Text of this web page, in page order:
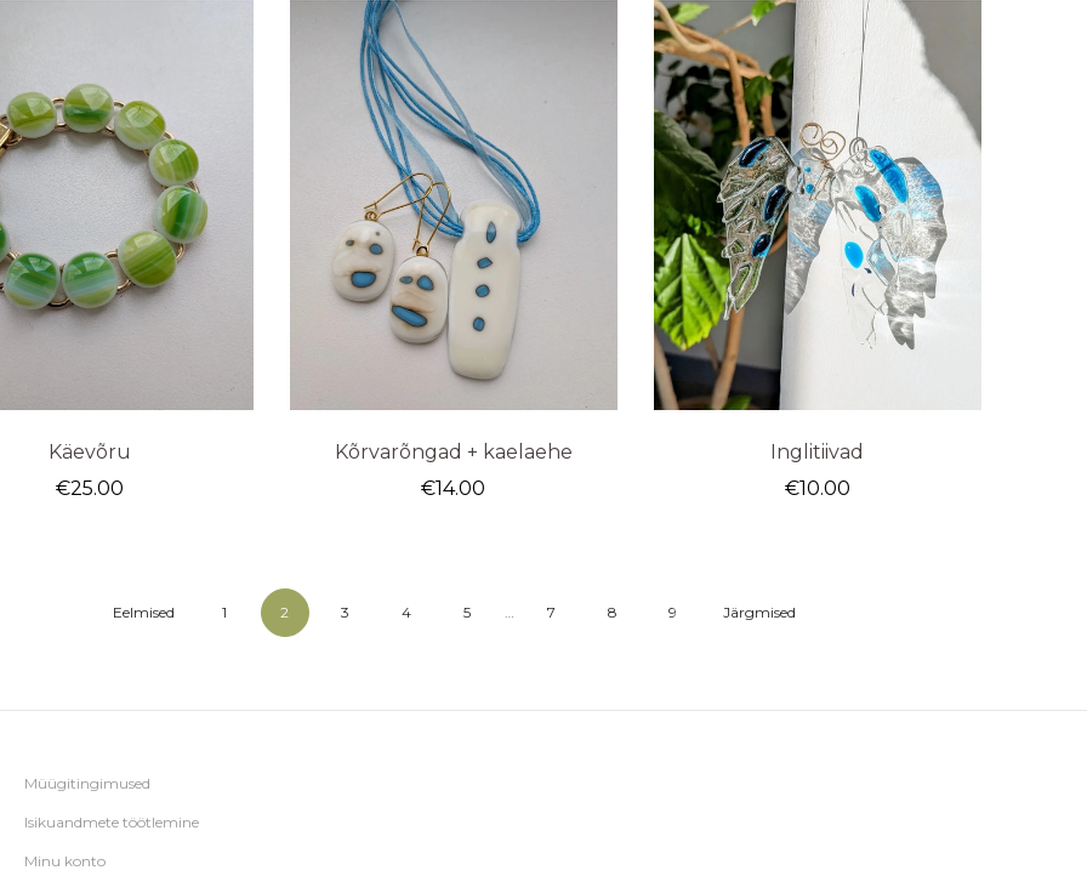
Käevõru
€25.00
Kõrvarõngad + kaelaehe
€14.00
Inglitiivad
€10.00
Eelmised 1 2 3 4 5 … 7 8 9 Järgmised
Müügitingimused
Isikuandmete töötlemine
Minu konto